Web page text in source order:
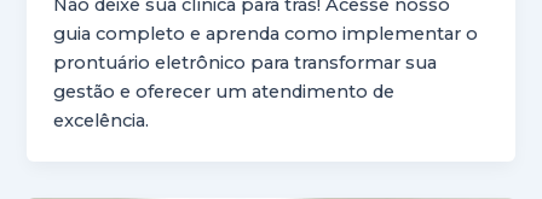
Não deixe sua clínica para trás! Acesse nosso
guia completo e aprenda como implementar o
prontuário eletrônico para transformar sua
gestão e oferecer um atendimento de
excelência.